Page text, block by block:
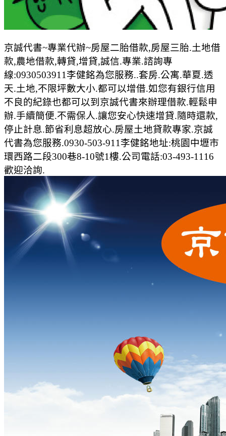
京誠代書~專業代辦~房屋二胎借款,房屋三胎.土地借
款,農地借款,轉貸,增貸,誠信.專業.諮詢專
線:0930503911李健銘為您服務..套房.公寓.華夏.透
天.土地,不限坪數大小.都可以增借.如您有銀行信用
不良的紀錄也都可以到京誠代書來辦理借款.輕鬆申
辦.手續簡便.不需保人.讓您安心快速增貸.隨時還款,
停止計息.節省利息超放心.房屋土地貸款專家.京誠
代書為您服務.0930-503-911李健銘地址:桃園中壢市
環西路二段300巷8-10號1樓.公司電話:03-493-1116
歡迎洽詢.